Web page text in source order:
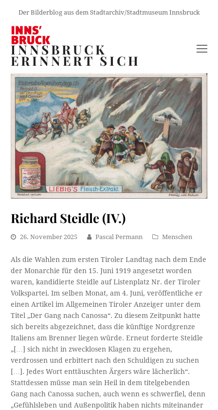
Der Bilderblog aus dem Stadtarchiv/Stadtmuseum Innsbruck
INNSBRUCK
ERINNERT SICH
Richard Steidle (IV.)
26. November 2025 Pascal Permann Menschen
Als die Wahlen zum ersten Tiroler Landtag nach dem Ende
der Monarchie für den 15. Juni 1919 angesetzt worden
waren, kandidierte Steidle auf Listenplatz Nr. der Tiroler
Volkspartei. Im selben Monat, am 4. Juni, veröffentliche er
einen Artikel im Allgemeinen Tiroler Anzeiger unter dem
Titel „Der Gang nach Canossa“. Zu diesem Zeitpunkt hatte
sich bereits abgezeichnet, dass die künftige Nordgrenze
Italiens am Brenner liegen würde. Erneut forderte Steidle
„[…] sich nicht in zwecklosen Klagen zu ergehen,
verdrossen und erbittert nach den Schuldigen zu suchen
[…]. Jedes Wort enttäuschten Ärgers wäre lächerlich“.
Stattdessen müsse man sein Heil in dem titelgebenden
Gang nach Canossa suchen, auch wenn es schwerfiel, denn
„Gefühlsleben und Außenpolitik haben nichts miteinander